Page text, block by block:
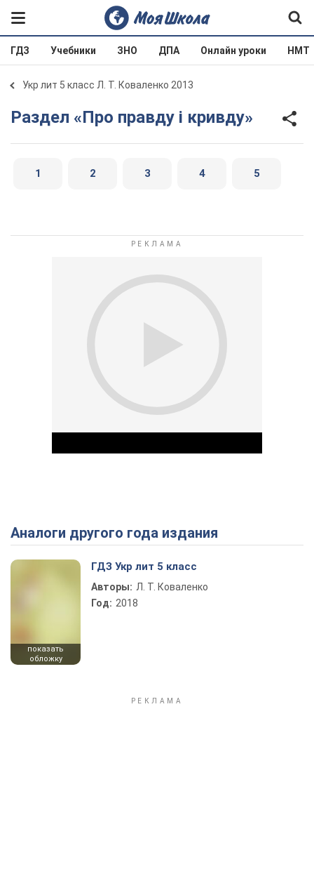
ГДЗ Учебники ЗНО ДПА Онлайн уроки НМТ
Укр лит 5 класс Л. Т. Коваленко 2013
Раздел «Про правду і кривду»
1 2 3 4 5
Play Video
Аналоги другого года издания
показать
обложку
ГДЗ Укр лит 5 класс
Авторы: Л. Т. Коваленко
Год: 2018